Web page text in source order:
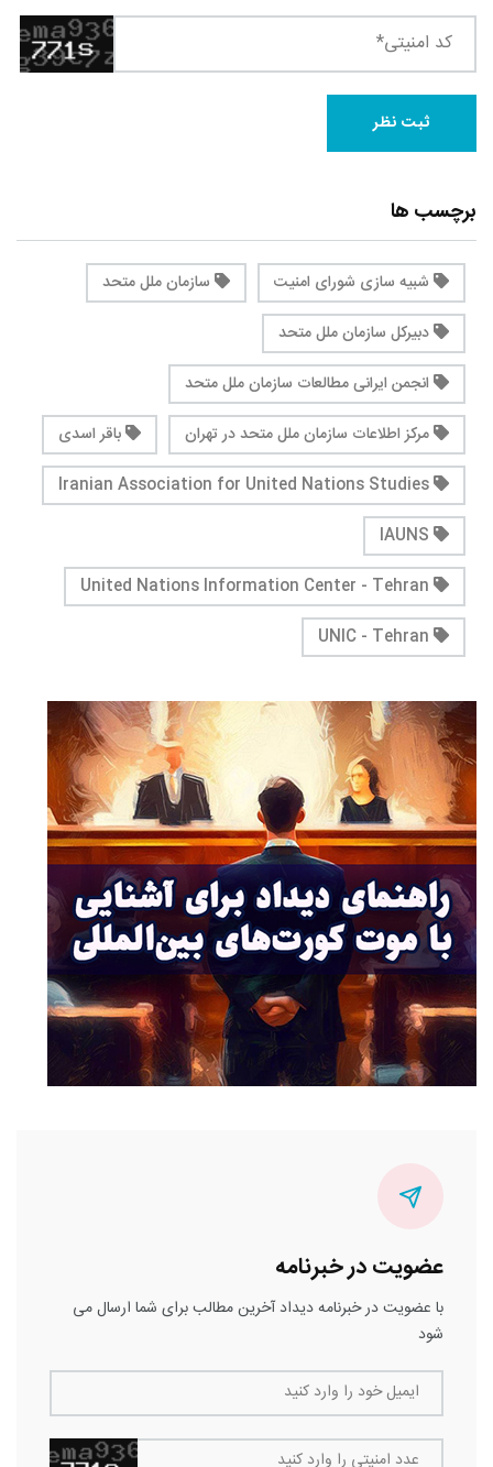
برچسب ها
شبیه سازی شورای امنیت
سازمان ملل متحد
دبیرکل سازمان ملل متحد
انجمن ایرانی مطالعات سازمان ملل متحد
مرکز اطلاعات سازمان ملل متحد در تهران
باقر اسدی
عضویت در خبرنامه
با عضویت در خبرنامه دیداد آخرین مطالب برای شما ارسال می
شود
ایمیل خود را وارد کنید
عدد امنیتی را وارد کنید